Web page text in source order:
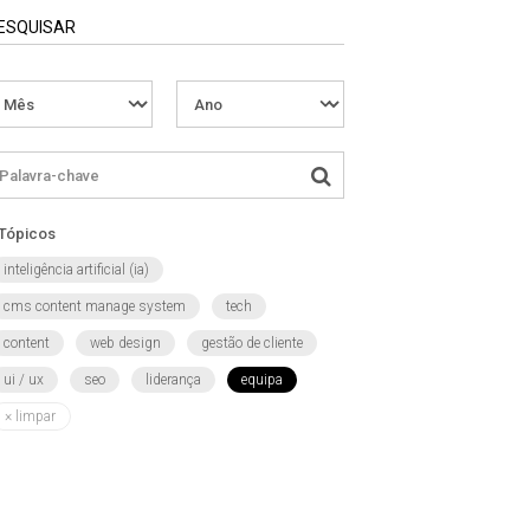
inteligência artificial (ia)
cms content manage system tech
content web design gestão de cliente
ui / ux seo liderança equipa
×limpar